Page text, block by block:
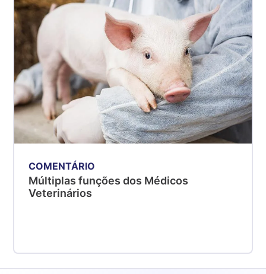
COMENTÁRIO
Múltiplas funções dos Médicos
Veterinários